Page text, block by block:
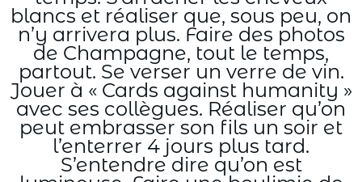
blancs et réaliser que, sous peu, on
n’y arrivera plus. Faire des photos
de Champagne, tout le temps,
partout. Se verser un verre de vin.
Jouer à « Cards against humanity »
avec ses collègues. Réaliser qu’on
peut embrasser son fils un soir et
l’enterrer 4 jours plus tard.
S’entendre dire qu’on est